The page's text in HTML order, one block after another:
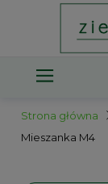
Strona główna
Mieszanka M4